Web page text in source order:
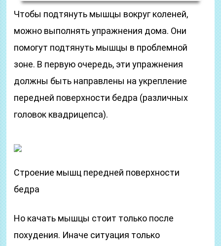
Чтобы подтянуть мышцы вокруг коленей,
можно выполнять упражнения дома. Они
помогут подтянуть мышцы в проблемной
зоне. В первую очередь, эти упражнения
должны быть направлены на укрепление
передней поверхности бедра (различных
головок квадрицепса).
Строение мышц передней поверхности
бедра
Но качать мышцы стоит только после
похудения. Иначе ситуация только